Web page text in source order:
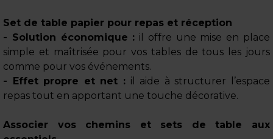
Set de table papier pour repas et réception
- Solution économique : il offre une mise en place
simple et maîtrisée pour vos tables de tous les jours
comme pour vos événements.
- Effet propre et net : il aide à structurer l’espace
repas tout en apportant une touche décorative.
Associer vos chemins et sets de table aux